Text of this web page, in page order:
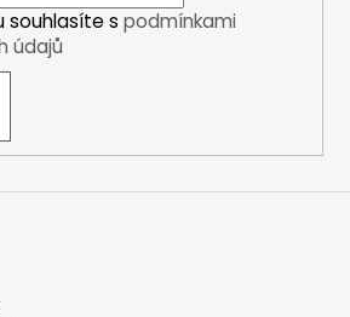
souhlasíte s podmínkami
údajů